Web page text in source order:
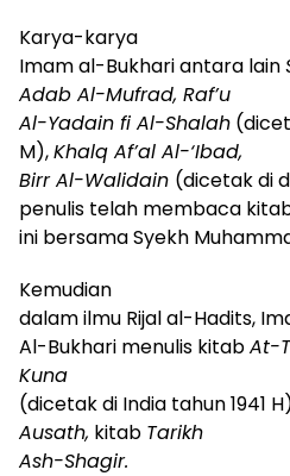
Karya-karya
Imam al-Bukhari antara lain
Adab Al-Mufrad, Raf’u
Al-Yadain fi Al-Shalah
M),Khalq Af’al Al-‘Ibad,
Birr Al-Walidain (dicetak di
penulis telah membaca
ini bersama Syekh
Kemudian
dalam ilmu Rijalal-Hadits,
Al-Bukhari menulis kitabAt-
Kuna
(dicetak di India tahun 1941
Ausath, kitab Tarikh
Ash-Shagir.